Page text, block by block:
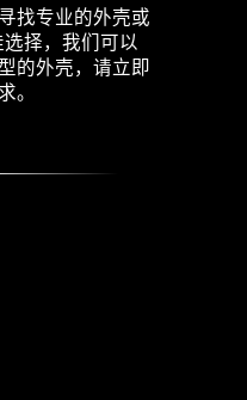
找专业的外壳或
择，我们可以
的外壳，请立即
。